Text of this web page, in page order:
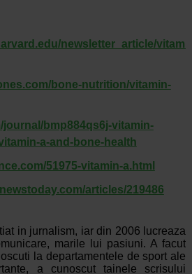
newsletter_article/
bone-nutrition/vitamin-
bmp884qs6j-vitamin-
a-and-bone-health
51975-vitamin-a.html
articles/219486
in jurnalism, iar din 2006 lucreaza
marile lui pasiuni. A facut
la departamentele de sport ale
a cunoscut tainele scrisului